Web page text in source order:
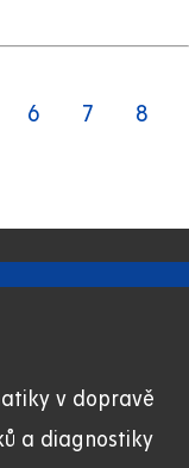
Page
6 Page
7 Page
8
v dopravě
a diagnostiky